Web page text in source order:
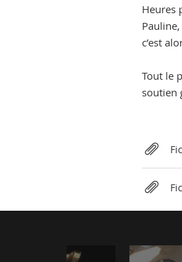
Heures
c’est
Tout le
soutien